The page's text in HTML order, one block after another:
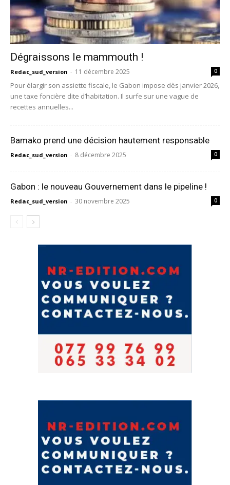
Dégraissons le mammouth !
Redac_sud_version - 11 décembre 2025 0
Pour élargir son assiette fiscale, le Gabon impose dès janvier 2026,
une taxe foncière dite d’habitation. Il surfe sur une vague de
recettes annuelles...
Bamako prend une décision hautement responsable
Redac_sud_version - 8 décembre 2025 0
Gabon : le nouveau Gouvernement dans le pipeline !
Redac_sud_version - 30 novembre 2025 0